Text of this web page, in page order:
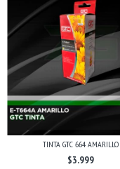
TINTA GTC 664 AMARILLO
$3.999